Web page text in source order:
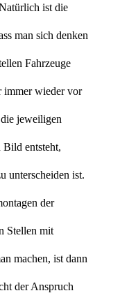
ist die
man sich denken
Fahrzeuge
immer wieder vor
jeweiligen
Bild entsteht,
unterscheiden ist.
der
Stellen mit
machen, ist dann
der Anspruch